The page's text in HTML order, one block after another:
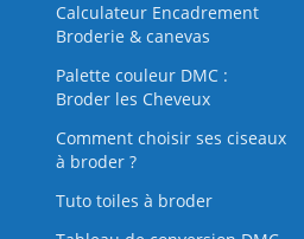
Calculateur Encadrement
Broderie & canevas
Palette couleur DMC :
Broder les Cheveux
Comment choisir ses ciseaux
à broder ?
Tuto toiles à broder